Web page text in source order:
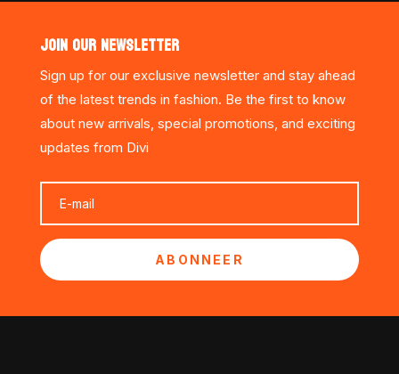
JOIN OUR NEWSLETTER
Sign up for our exclusive newsletter and stay ahead
of the latest trends in fashion. Be the first to know
about new arrivals, special promotions, and exciting
updates from Divi
ABONNEER